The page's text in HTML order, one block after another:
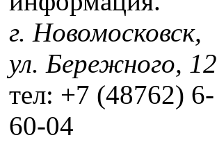
г. Новомосковск,
ул. Бережного, 12
тел: +7 (48762) 6-
60-04